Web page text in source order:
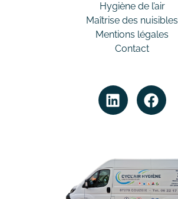
Hygiène de l’air
Maîtrise des nuisibles
Mentions légales
Contact